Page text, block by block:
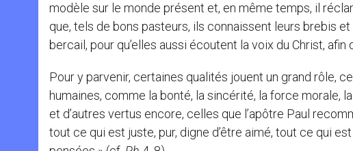
modèle sur le monde présent et, en même temps, il
que, tels de bons pasteurs, ils connaissent leurs brebis
bercail, pour qu’elles aussi écoutent la voix du Christ, afin
Pour y parvenir, certaines qualités jouent un grand rôle,
humaines, comme la bonté, la sincérité, la force morale,
et d’autres vertus encore, celles que l’apôtre Paul
tout ce qui est juste, pur, digne d’être aimé, tout ce qui